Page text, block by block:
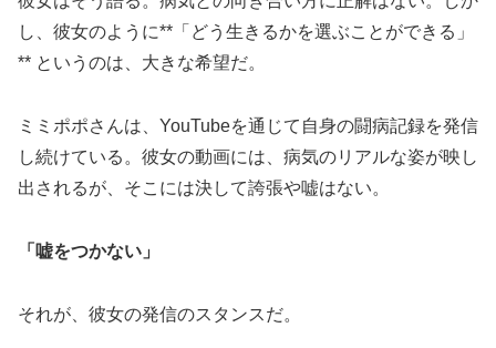
し、彼女のように**「どう生きるかを選ぶことができる」
** というのは、大きな希望だ。
ミミポポさんは、YouTubeを通じて自身の闘病記録を発信
し続けている。彼女の動画には、病気のリアルな姿が映し
出されるが、そこには決して誇張や嘘はない。
「嘘をつかない」
それが、彼女の発信のスタンスだ。